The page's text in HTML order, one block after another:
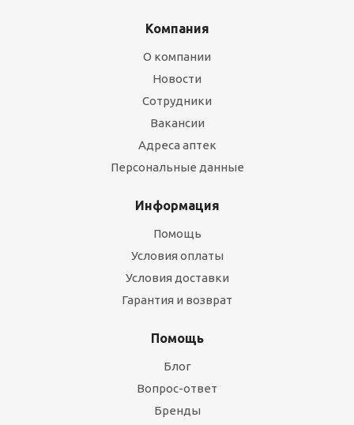
Компания
О компании
Новости
Сотрудники
Вакансии
Адреса аптек
Персональные данные
Информация
Помощь
Условия оплаты
Условия доставки
Гарантия и возврат
Помощь
Блог
Вопрос-ответ
Бренды